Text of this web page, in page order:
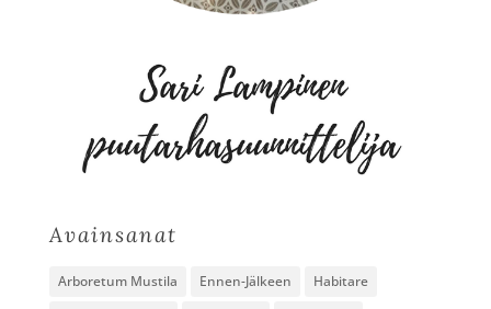
Avainsanat
Arboretum Mustila Ennen-Jälkeen
Habitare